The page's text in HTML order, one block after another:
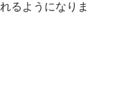
るようになりま
講の仲間は違う